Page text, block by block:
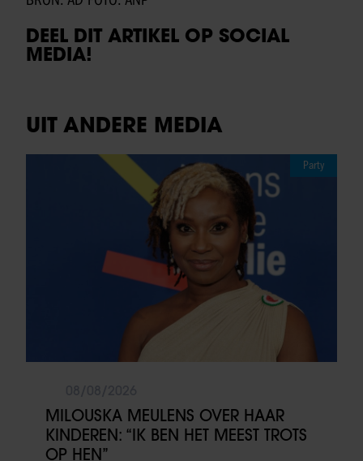
DEEL DIT ARTIKEL OP SOCIAL
MEDIA!
UIT ANDERE MEDIA
Party
MILOUSKA MEULENS OVER HAAR
KINDEREN: “IK BEN HET MEEST TROTS
OP HEN”